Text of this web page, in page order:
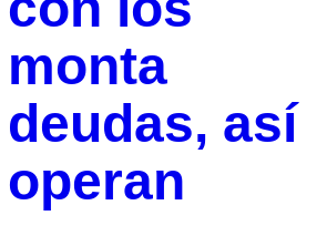
monta
deudas, así
operan